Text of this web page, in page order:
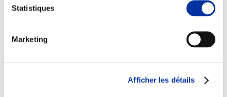
Statistiques
Marketing
Afficher les détails